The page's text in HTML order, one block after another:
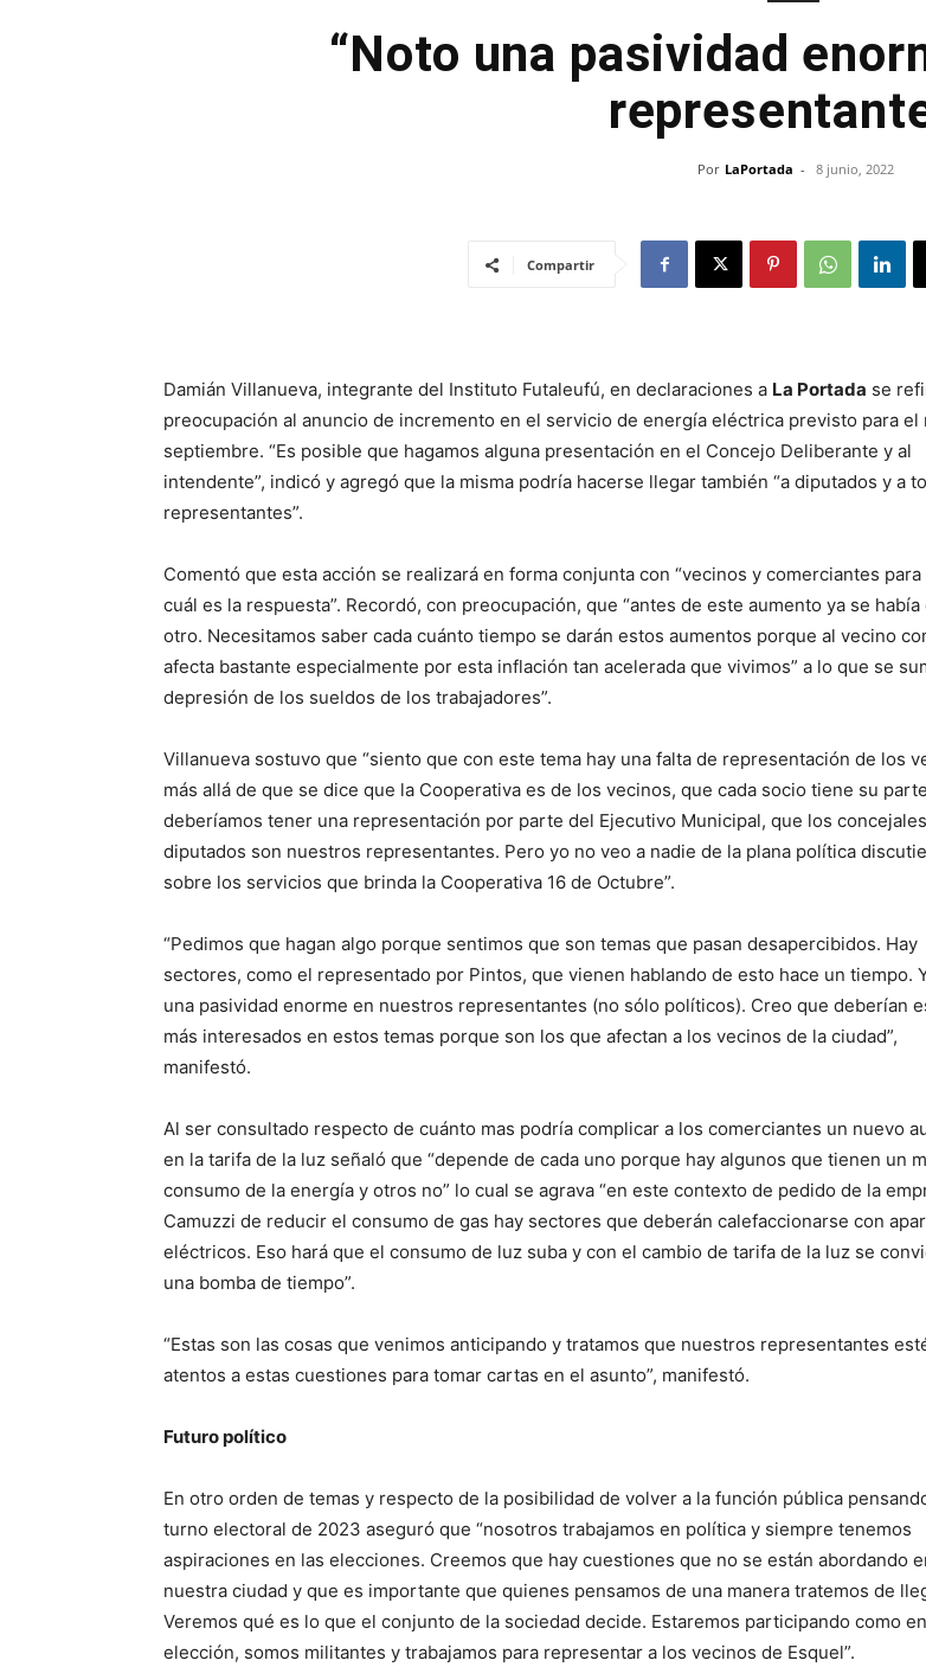
“Noto una pasividad
Por LaPortada - 8 junio, 2022
Compartir
Damián Villanueva, integrante del Instituto Futaleufú, en declaraciones a La Portada se
preocupación al anuncio de incremento en el servicio de energía eléctrica previsto para el
septiembre. “Es posible que hagamos alguna presentación en el Concejo Deliberante y al
intendente”, indicó y agregó que la misma podría hacerse llegar también “a diputados y a
representantes”.
Comentó que esta acción se realizará en forma conjunta con “vecinos y comerciantes
cuál es la respuesta”. Recordó, con preocupación, que “antes de este aumento ya se había
otro. Necesitamos saber cada cuánto tiempo se darán estos aumentos porque al vecino
afecta bastante especialmente por esta inflación tan acelerada que vivimos” a lo que se
depresión de los sueldos de los trabajadores”.
Villanueva sostuvo que “siento que con este tema hay una falta de representación de los
más allá de que se dice que la Cooperativa es de los vecinos, que cada socio tiene su
deberíamos tener una representación por parte del Ejecutivo Municipal, que los
diputados son nuestros representantes. Pero yo no veo a nadie de la plana política
sobre los servicios que brinda la Cooperativa 16 de Octubre”.
“Pedimos que hagan algo porque sentimos que son temas que pasan desapercibidos. Hay
sectores, como el representado por Pintos, que vienen hablando de esto hace un tiempo.
una pasividad enorme en nuestros representantes (no sólo políticos). Creo que deberían
más interesados en estos temas porque son los que afectan a los vecinos de la ciudad”,
manifestó.
Al ser consultado respecto de cuánto mas podría complicar a los comerciantes un nuevo
en la tarifa de la luz señaló que “depende de cada uno porque hay algunos que tienen un
consumo de la energía y otros no” lo cual se agrava “en este contexto de pedido de la
Camuzzi de reducir el consumo de gas hay sectores que deberán calefaccionarse con
eléctricos. Eso hará que el consumo de luz suba y con el cambio de tarifa de la luz se
una bomba de tiempo”.
“Estas son las cosas que venimos anticipando y tratamos que nuestros representantes
atentos a estas cuestiones para tomar cartas en el asunto”, manifestó.
Futuro político
En otro orden de temas y respecto de la posibilidad de volver a la función pública
turno electoral de 2023 aseguró que “nosotros trabajamos en política y siempre tenemos
aspiraciones en las elecciones. Creemos que hay cuestiones que no se están abordando
nuestra ciudad y que es importante que quienes pensamos de una manera tratemos de
Veremos qué es lo que el conjunto de la sociedad decide. Estaremos participando como
elección, somos militantes y trabajamos para representar a los vecinos de Esquel”.